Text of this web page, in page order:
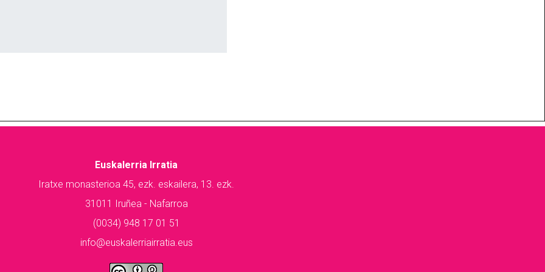
Euskalerria Irratia
Iratxe monasterioa 45, ezk. eskailera, 13. ezk.
31011 Iruñea - Nafarroa
(0034) 948 17 01 51
info@euskalerriairratia.eus